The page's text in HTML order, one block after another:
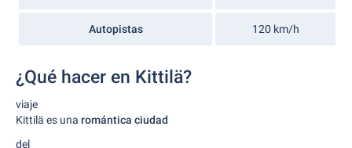
Autopistas 120 km/h
¿Qué hacer en Kittilä?
viaje
Kittilä es una romántica ciudad
del